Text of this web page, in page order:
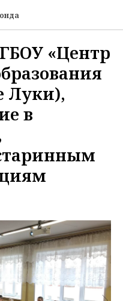
«Центр
Луки),
в